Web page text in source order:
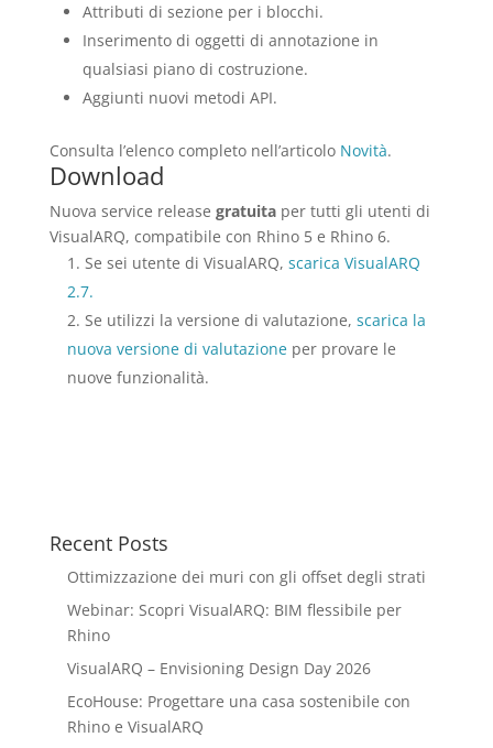
Attributi di sezione per i blocchi.
Inserimento di oggetti di annotazione in
qualsiasi piano di costruzione.
Aggiunti nuovi metodi API.
Consulta l’elenco completo nell’articolo Novità.
Download
Nuova service release gratuita per tutti gli utenti di
VisualARQ, compatibile con Rhino 5 e Rhino 6.
Se sei utente di VisualARQ, scarica VisualARQ
2.7.
Se utilizzi la versione di valutazione, scarica la
nuova versione di valutazioneper provare le
nuove funzionalità.
Recent Posts
Ottimizzazione dei muri con gli offset degli strati
Webinar: Scopri VisualARQ: BIM flessibile per
Rhino
VisualARQ – Envisioning Design Day 2026
EcoHouse: Progettare una casa sostenibile con
Rhino e VisualARQ